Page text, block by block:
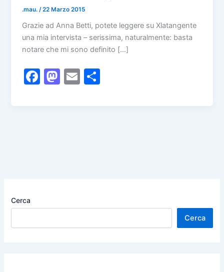
.mau. /22 Marzo 2015
Grazie ad Anna Betti, potete leggere su Xlatangente
una mia intervista – serissima, naturalmente: basta
notare che mi sono definito […]
F
M E
Cerca
Cerca